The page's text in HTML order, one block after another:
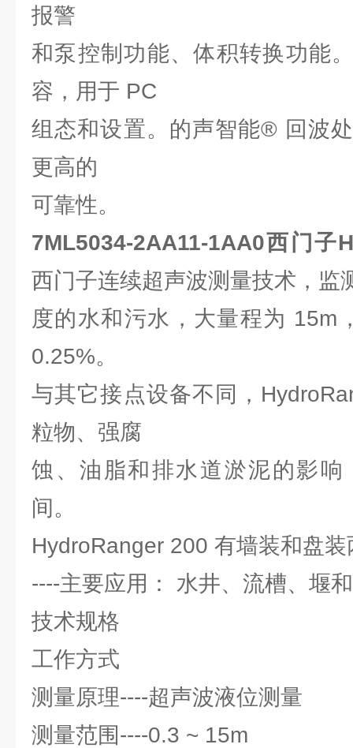
报警
和泵控制功能、体积转换功能
容，用于 PC
组态和设置。的声智能® 回波
更高的
可靠性。
7ML5034-2AA11-1AA0西门子
西门子连续超声波测量技术，监
度的水和污水，大量程为 15m
0.25%。
与其它接点设备不同，
粒物、强腐
蚀、油脂和排水道淤泥的影响
间。
HydroRanger 200 有墙装和盘
----主要应用： 水井、流槽、堰
技术规格
工作方式
测量原理----超声波液位测量
测量范围----0.3 ~ 15m